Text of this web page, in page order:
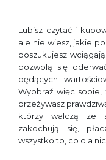
Lubisz czytać i
ale nie wiesz, jakie
poszukujesz
pozwolą się
będących
Wyobraź więc
przeżywasz
którzy walczą ze
zakochują się,
wszystko to, co dla